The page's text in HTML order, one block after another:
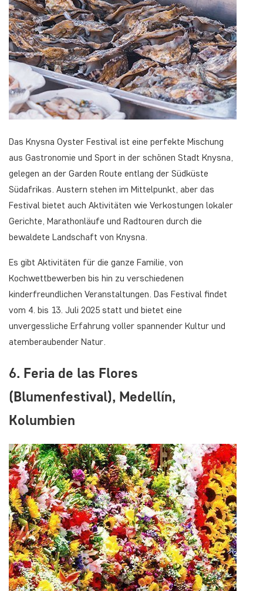
Das Knysna Oyster Festival ist eine perfekte Mischung
aus Gastronomie und Sport in der schönen Stadt Knysna,
gelegen an der Garden Route entlang der Südküste
Südafrikas. Austern stehen im Mittelpunkt, aber das
Festival bietet auch Aktivitäten wie Verkostungen lokaler
Gerichte, Marathonläufe und Radtouren durch die
bewaldete Landschaft von Knysna.
Es gibt Aktivitäten für die ganze Familie, von
Kochwettbewerben bis hin zu verschiedenen
kinderfreundlichen Veranstaltungen. Das Festival findet
vom 4. bis 13. Juli 2025 statt und bietet eine
unvergessliche Erfahrung voller spannender Kultur und
atemberaubender Natur.
6. Feria de las Flores
(Blumenfestival), Medellín,
Kolumbien